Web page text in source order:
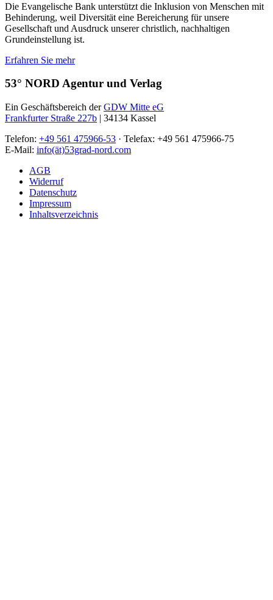
Die Evangelische Bank unterstützt die Inklusion von Menschen mit
Behinderung, weil Diversität eine Bereicherung für unsere
Gesellschaft und Ausdruck unserer christlich, nachhaltigen
Grundeinstellung ist.
Erfahren Sie mehr
53° NORD Agentur und Verlag
Ein Geschäftsbereich derGDW Mitte eG
Frankfurter Straße 227b | 34134 Kassel
Telefon: +49 561 475966-53 · Telefax: +49 561 475966-75
E-Mail: info(ät)53grad-nord.com
AGB
Widerruf
Datenschutz
Impressum
Inhaltsverzeichnis